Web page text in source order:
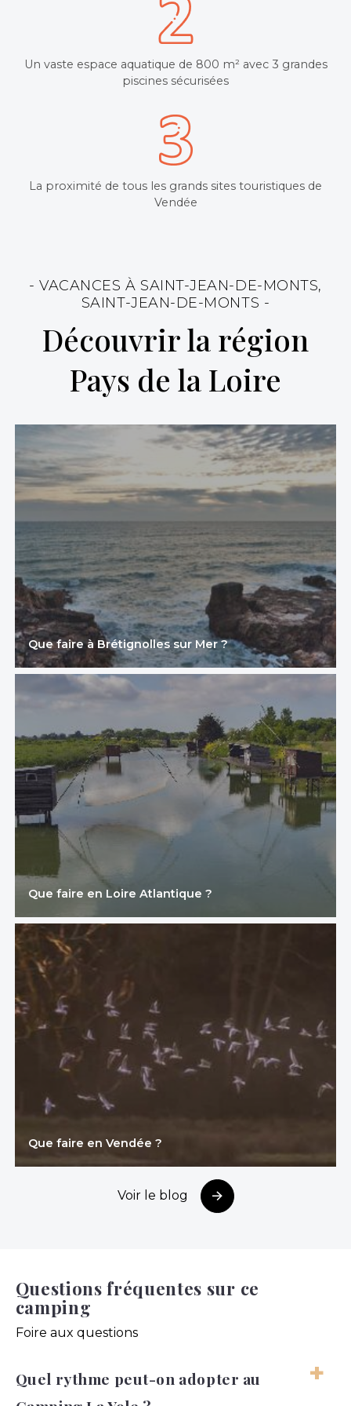
Un vaste espace aquatique de 800 m² avec 3 grandes
piscines sécurisées
La proximité de tous les grands sites touristiques de
Vendée
- VACANCES À SAINT-JEAN-DE-MONTS,
SAINT-JEAN-DE-MONTS -
Découvrir la région
Pays de la Loire
Que faire à Brétignolles sur Mer ?
Que faire en Loire Atlantique ?
Que faire en Vendée ?
Voir le blog
Questions fréquentes sur ce
camping
Foire aux questions
Quel rythme peut-on adopter au